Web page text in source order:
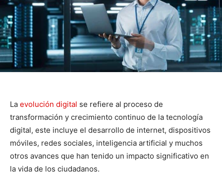
La evolución digital se refiere al proceso de
transformación y crecimiento continuo de la tecnología
digital, este incluye el desarrollo de internet, dispositivos
móviles, redes sociales, inteligencia artificial y muchos
otros avances que han tenido un impacto significativo en
la vida de los ciudadanos.